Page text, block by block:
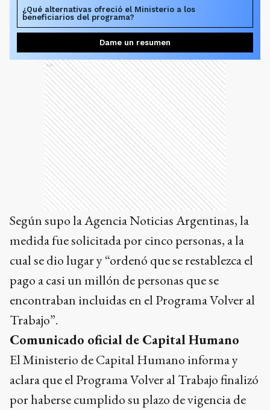
¿Qué alternativas ofreció el Ministerio a los
beneficiarios del programa?
Dame un resumen
Ads
Según supo la Agencia Noticias Argentinas, la
medida fue solicitada por cinco personas, a la
cual se dio lugar y “ordenó que se restablezca el
pago a casi un millón de personas que se
encontraban incluidas en el Programa Volver al
Trabajo”.
Comunicado oficial de Capital Humano
El Ministerio de Capital Humano informa y
aclara que el Programa Volver al Trabajo finalizó
por haberse cumplido su plazo de vigencia de